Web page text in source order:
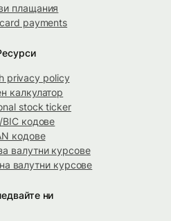
плащания
payments
privacy policy
калкулатор
stock ticker
кодове
кодове
валутни курсове
валутни курсове
ни